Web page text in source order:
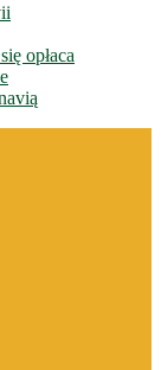
opłaca